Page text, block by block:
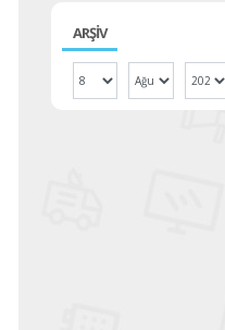
ARŞİV